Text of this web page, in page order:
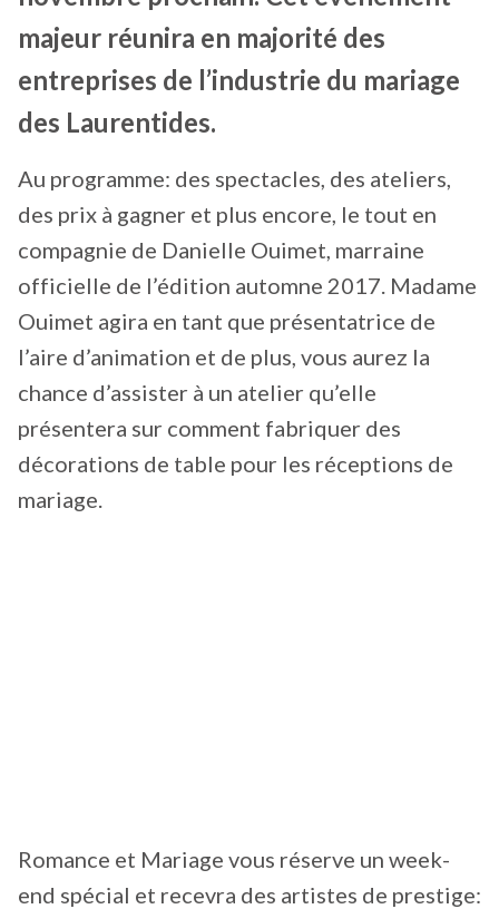
majeur réunira en majorité des
entreprises de l’industrie du mariage
des Laurentides.
Au programme: des spectacles, des ateliers,
des prix à gagner et plus encore, le tout en
compagnie de Danielle Ouimet, marraine
officielle de l’édition automne 2017. Madame
Ouimet agira en tant que présentatrice de
l’aire d’animation et de plus, vous aurez la
chance d’assister à un atelier qu’elle
présentera sur comment fabriquer des
décorations de table pour les réceptions de
mariage.
Romance et Mariage vous réserve un week-
end spécial et recevra des artistes de prestige: